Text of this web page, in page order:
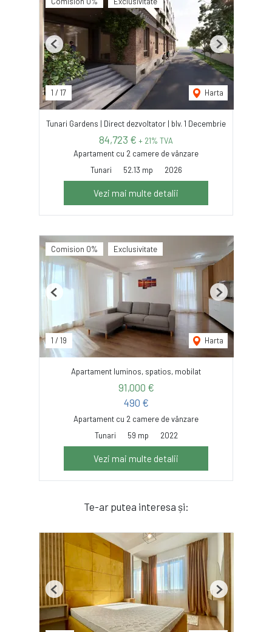
1 / 17 Harta
Previous Next
Tunari Gardens | Direct dezvoltator | blv. 1 Decembrie
84,723 € + 21% TVA
Apartament cu 2 camere de vânzare
Tunari
52.13 mp 2026
Vezi mai multe detalii
Comision 0% Exclusivitate
1 / 19 Harta
Previous Next
Apartament luminos, spatios, mobilat
91,000 €
490 €
Apartament cu 2 camere de vânzare
Tunari
59 mp 2022
Vezi mai multe detalii
Te-ar putea interesa și:
Previous Next